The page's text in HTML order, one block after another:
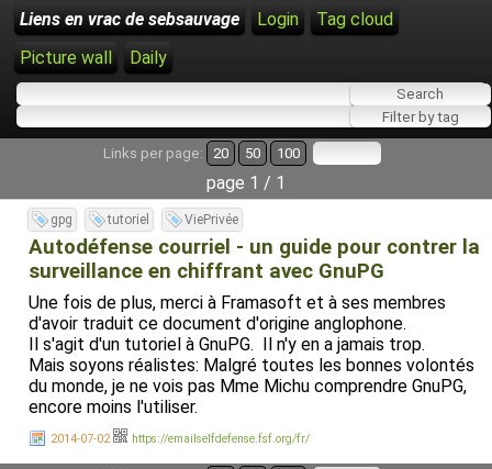
Liens en vrac de sebsauvage Login
Tag cloud
Picture wall
Daily
Links per page: 20 50 100
page 1 / 1
gpg tutoriel ViePrivée
Autodéfense courriel - un guide pour contrer la
surveillance en chiffrant avec GnuPG
Une fois de plus, merci à Framasoft et à ses membres
d'avoir traduit ce document d'origine anglophone.
Il s'agit d'un tutoriel à GnuPG. Il n'y en a jamais trop.
Mais soyons réalistes: Malgré toutes les bonnes volontés
du monde, je ne vois pas Mme Michu comprendre GnuPG,
encore moins l'utiliser.
2014-07-02 https://emailselfdefense.fsf.org/fr/